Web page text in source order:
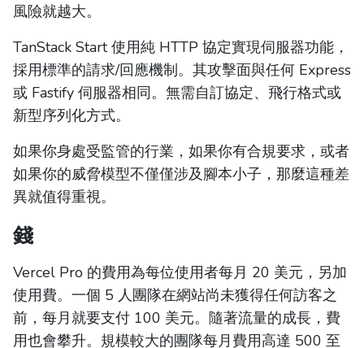
風險就越大。
TanStack Start 使用純 HTTP 協定實現伺服器功能，
採用標準的請求/回應機制。其攻擊面與任何 Express
或 Fastify 伺服器相同。無需自訂協定、飛行格式或
新型序列化方式。
如果你身處受監管的行業，如果你有合規要求，或者
如果你的威脅模型不僅僅涉及腳本小子，那麼這種差
異就值得重視。
錢
Vercel Pro 的費用為每位使用者每月 20 美元，另加
使用費。一個 5 人團隊在網站尚未獲得任何訪客之
前，每月就要支付 100 美元。隨著流量的成長，費
用也會攀升。規模較大的團隊每月費用高達 500 至